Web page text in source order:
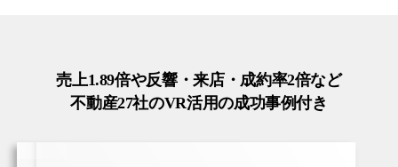
売上1.89倍や反響・来店・成約率2倍など
不動産27社のVR活用の成功事例付き